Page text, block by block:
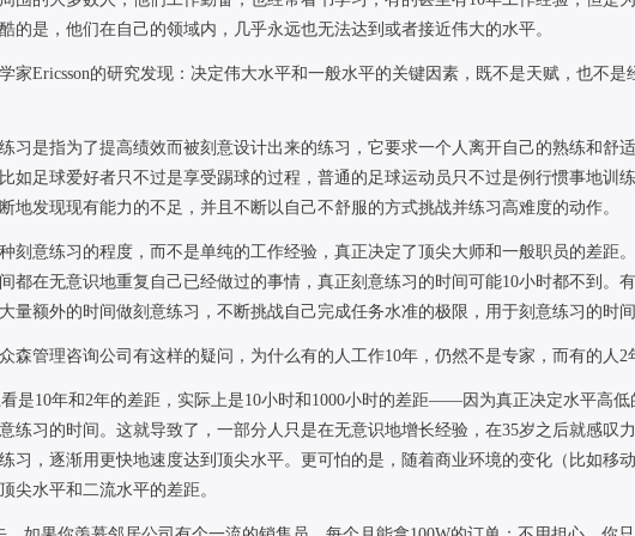
的是，他们在自己的领域内，几乎永远也无法达到或者接近伟大的水平。
家Ericsson的研究发现：决定伟大水平和一般水平的关键因素，既不是天赋，也不是
习是指为了提高绩效而被刻意设计出来的练习，它要求一个人离开自己的熟练和舒
如足球爱好者只不过是享受踢球的过程，普通的足球运动员只不过是例行惯事地训
地发现现有能力的不足，并且不断以自己不舒服的方式挑战并练习高难度的动作。
刻意练习的程度，而不是单纯的工作经验，真正决定了顶尖大师和一般职员的差距
都在无意识地重复自己已经做过的事情，真正刻意练习的时间可能10小时都不到。
量额外的时间做刻意练习，不断挑战自己完成任务水准的极限，用于刻意练习的时
森管理咨询公司有这样的疑问，为什么有的人工作10年，仍然不是专家，而有的人 2
是10年和2年的差距，实际上是10小时和1000小时的差距——因为真正决定水平高低
练习的时间。这就导致了，一部分人只是在无意识地增长经验，在35岁之后就感叹
习，逐渐用更快地速度达到顶尖水平。更可怕的是，随着商业环境的变化（比如移
尖水平和二流水平的差距。